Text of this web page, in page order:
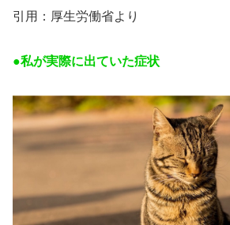
引用：厚生労働省より
●私が実際に出ていた症状